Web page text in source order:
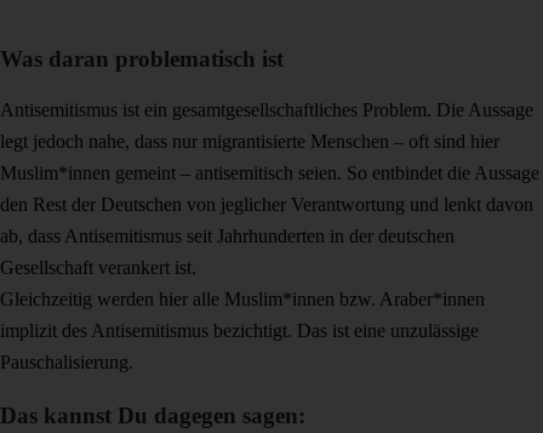
Was daran problematisch ist
Antisemitismus ist ein gesamtgesellschaftliches Problem. Die Aussage
legt jedoch nahe, dass nur migrantisierte Menschen – oft sind hier
Muslim*innen gemeint – antisemitisch seien. So entbindet die Aussage
den Rest der Deutschen von jeglicher Verantwortung und lenkt davon
ab, dass Antisemitismus seit Jahrhunderten in der deutschen
Gesellschaft verankert ist.
Gleichzeitig werden hier alle Muslim*innen bzw. Araber*innen
implizit des Antisemitismus bezichtigt. Das ist eine unzulässige
Pauschalisierung.
Das kannst Du dagegen sagen: